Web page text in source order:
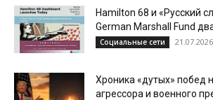
Hamilton 68 и «Русский
German Marshall Fund
Социальные сети 21.07.2026
Хроника «дутых» побед
агрессора и военного